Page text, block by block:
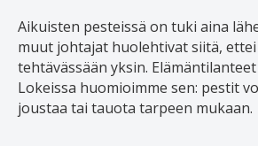
Aikuisten pesteissä on tuki aina
muut johtajat huolehtivat siitä,
tehtävässään yksin.
Lokeissa huomioimme sen: pestit
joustaa tai tauota tarpeen mukaan.